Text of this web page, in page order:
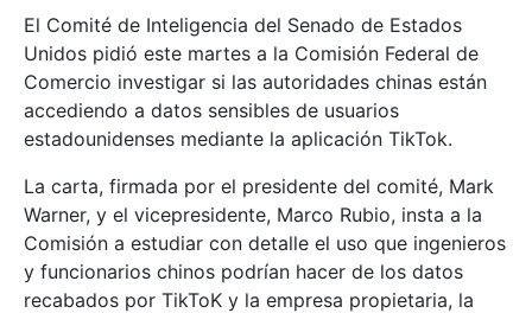
El Comité de Inteligencia del Senado de Estados
Unidos pidió este martes a la Comisión Federal de
Comercio investigar si las autoridades chinas están
accediendo a datos sensibles de usuarios
estadounidenses mediante la aplicación TikTok.
La carta, firmada por el presidente del comité, Mark
Warner, y el vicepresidente, Marco Rubio, insta a la
Comisión a estudiar con detalle el uso que ingenieros
y funcionarios chinos podrían hacer de los datos
recabados por TikToK y la empresa propietaria, la